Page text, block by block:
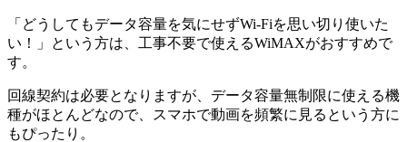
「どうしてもデータ容量を気にせずWi-Fiを思い切り使いた
い！」という方は、工事不要で使えるWiMAXがおすすめで
す。
回線契約は必要となりますが、データ容量無制限に使える機
種がほとんどなので、スマホで動画を頻繁に見るという方に
もぴったり。